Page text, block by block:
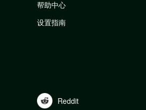
帮助中心
设置指南
Reddit